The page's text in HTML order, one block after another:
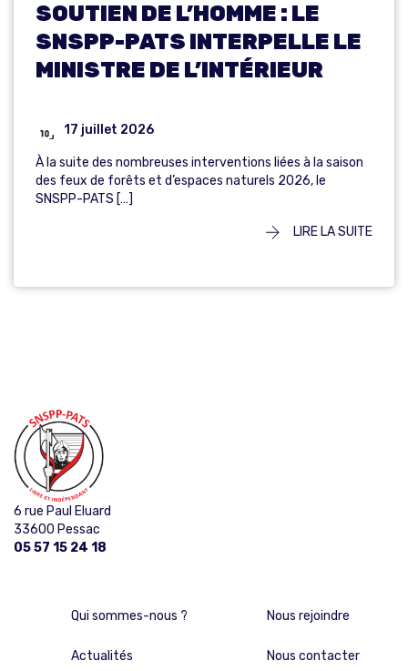
SOUTIEN DE L’HOMME : LE
SNSPP-PATS INTERPELLE LE
MINISTRE DE L’INTÉRIEUR
17 juillet 2026
À la suite des nombreuses interventions liées à la saison
des feux de forêts et d’espaces naturels 2026, le
SNSPP-PATS […]
LIRE LA SUITE
6 rue Paul Eluard
33600 Pessac
05 57 15 24 18
Qui sommes-nous ?
Actualités
Nous rejoindre
Nous contacter